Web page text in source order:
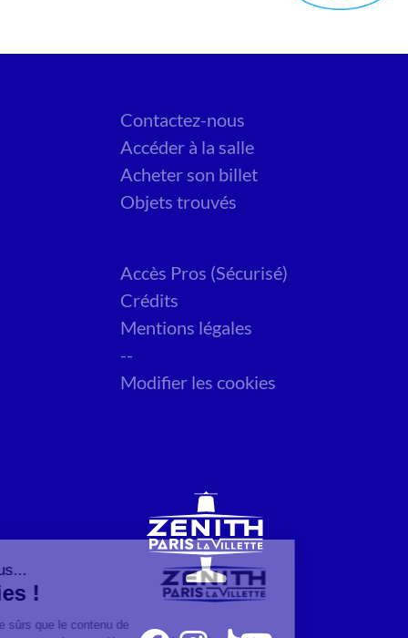
Contactez-nous
Accéder à la salle
Acheter son billet
Objets trouvés
Accès Pros (Sécurisé)
Crédits
Mentions légales
--
Modifier les cookies
Salut c'est nous...
les Cookies !
On a attendu d'être sûrs que le contenu de